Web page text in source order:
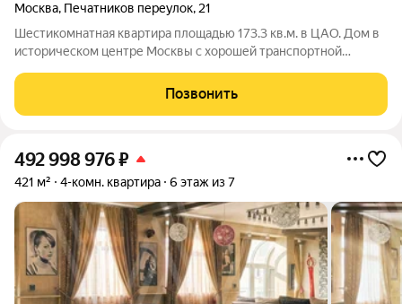
Москва, Печатников переулок, 21
Шестикомнатная квартира площадью 173.3 кв.м. в ЦАО. Дом в
историческом центре Москвы с хорошей транспортной
года постройки. 10 минут пешком до метро Чистые пруды и
других станций. Высокие потолки-
Позвонить
492 998 976₽
421 м² 4-комн. квартира 6 этаж из 7